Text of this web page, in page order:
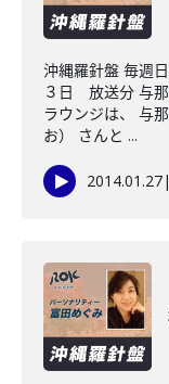
沖縄羅針盤 毎週
３日 放送分 与
ラウンジは、 与
お） さんと ...
2014.01.27|